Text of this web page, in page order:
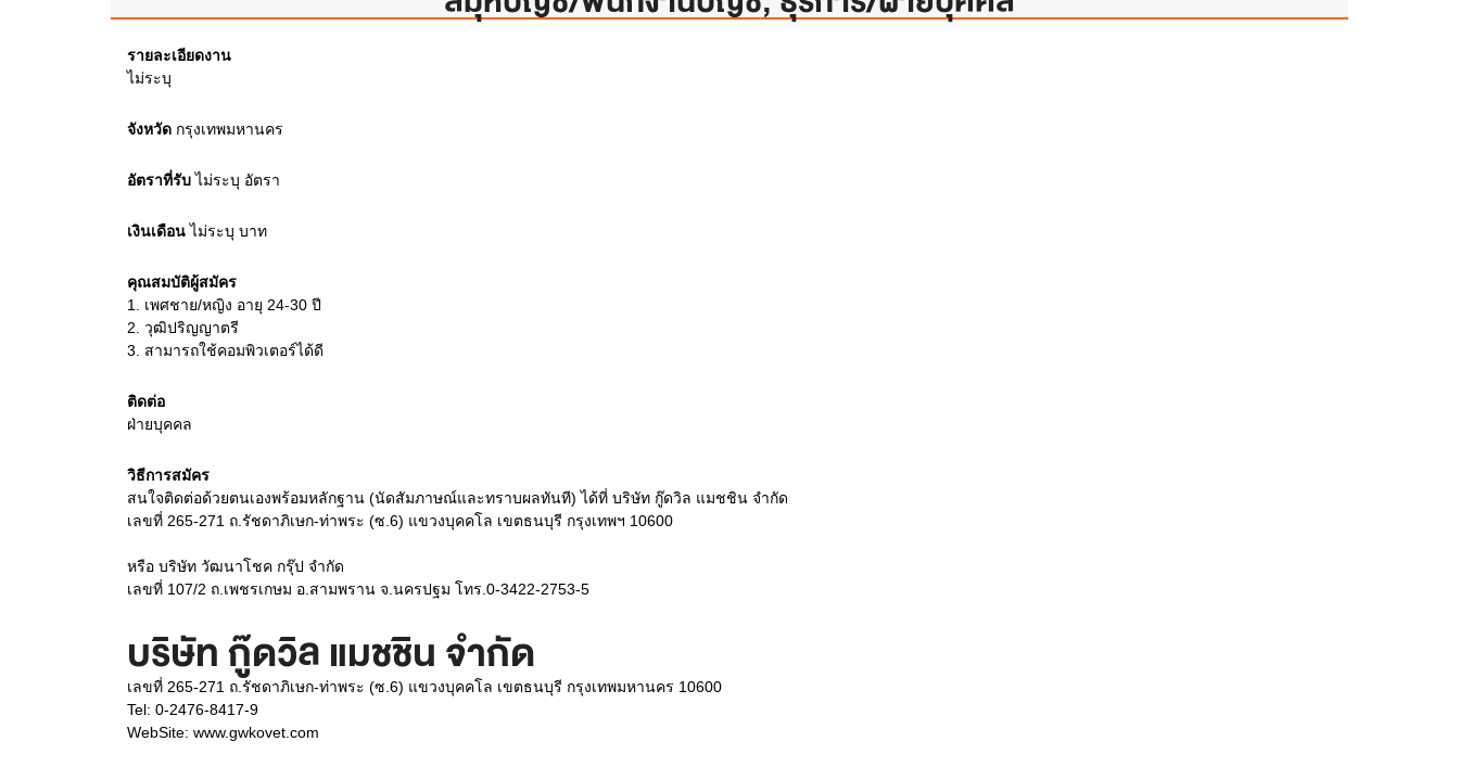
รายละเอียดงาน
ไม่ระบุ
จังหวัด กรุงเทพมหานคร
อัตราที่รับไม่ระบุ อัตรา
เงินเดือนไม่ระบุ บาท
คุณสมบัติผู้สมัคร
1.
เพศชาย/หญิง อายุ 24-30 ปี
2. วุฒิปริญญาตรี
3.
สามารถใช้คอมพิวเตอร์ได้ดี
ติดต่อ
ฝ่ายบุคคล
วิธีการสมัคร
สนใจติดต่อด้วยตนเองพร้อมหลักฐาน (นัดสัมภาษณ์และทราบผลทันที) ได้ที่ บริษัท กู๊ดวิล แมชชิน จำกัด
เลขที่ 265-271 ถ.รัชดาภิเษก-ท่าพระ (ซ.6) แขวงบุคคโล เขตธนบุรี กรุงเทพฯ 10600
หรือ บริษัท วัฒนาโชค กรุ๊ป จำกัด
เลขที่ 107/2 ถ.เพชรเกษม อ.สามพราน จ.นครปฐม โทร.0-3422-2753-5
บริษัท กู๊ดวิล แมชชิน จำกัด
เลขที่ 265-271 ถ.รัชดาภิเษก-ท่าพระ (ซ.6) แขวงบุคคโล เขตธนบุรี กรุงเทพมหานคร 10600
Tel: 0-2476-8417-9
WebSite: www.gwkovet.com